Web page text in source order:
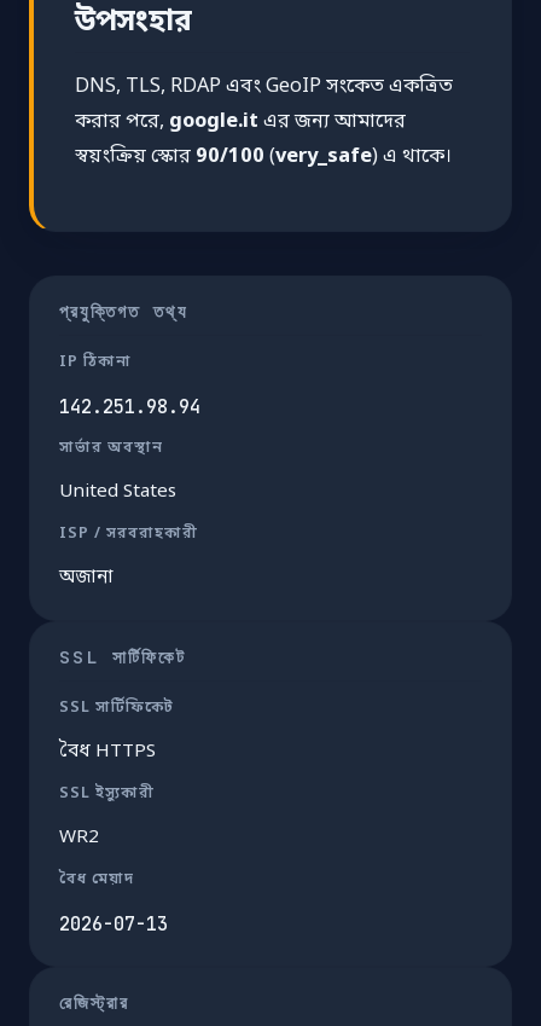
উপসংহার
DNS, TLS, RDAP এবং GeoIP সংকেত একত্রিত
করার পরে, google.it এর জন্য আমাদের
স্বয়ংক্রিয় স্কোর 90/100 (very_safe) এ থাকে।
প্রযুক্তিগত তথ্য
IP ঠিকানা
142.251.98.94
সার্ভার অবস্থান
United States
ISP / সরবরাহকারী
অজানা
SSL সার্টিফিকেট
SSL সার্টিফিকেট
বৈধ HTTPS
SSL ইস্যুকারী
WR2
বৈধ মেয়াদ
2026-07-13
রেজিস্ট্রার